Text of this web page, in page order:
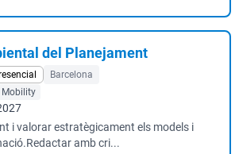
del Planejament
Barcelona
Mobility
i valorar estratègicament els models i
amb cri...